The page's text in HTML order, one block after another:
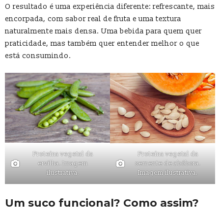
O resultado é uma experiência diferente: refrescante, mais
encorpada, com sabor real de fruta e uma textura
naturalmente mais densa. Uma bebida para quem quer
praticidade, mas também quer entender melhor o que
está consumindo.
Proteína vegetal da
ervilha. Imagem
ilustrativa.
Proteína vegetal da
semente de abóbora.
Imagem ilustrativa,
Um suco funcional? Como assim?